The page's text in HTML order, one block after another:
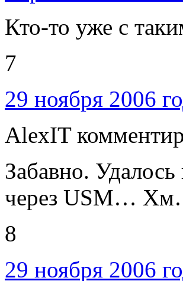
Кто-то уже с
7
29 ноября 2006
AlexIT
Забавно.
через USM…
8
29 ноября 2006